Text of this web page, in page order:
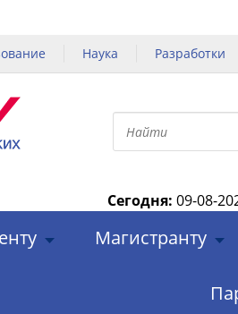
Наука Разработки
Сегодня: 09-08-
Магистранту